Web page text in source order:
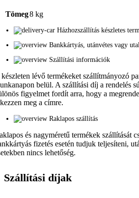
Tömeg8 kg
Házhozszállítás készletes
Bankkártyás, utánvétes vagy
Szállítási információk
lévő termékeket szállítmányozó
belül. A szállítási díj a rendelés
figyelmet fordít arra, hogy a
meg a címre.
Raklapos szállítás
és nagyméretű termékek szállítását
fizetés esetén tudjuk teljesíteni,
nincs lehetőség.
Szállítási díjak